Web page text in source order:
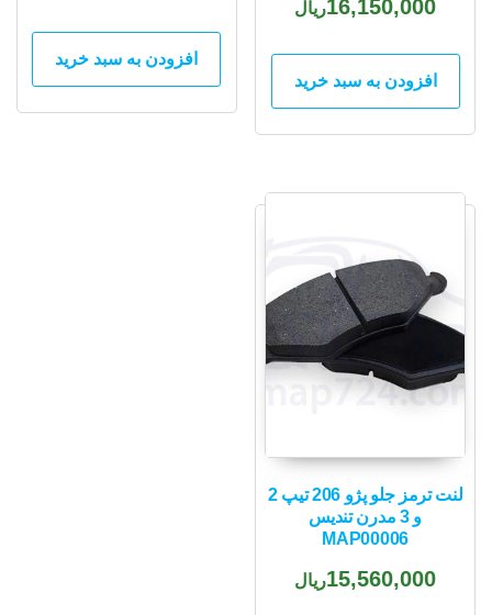
16,150,000ریال
افزودن به سبد خرید
افزودن به سبد خرید
لنت ترمز جلو پژو 206 تیپ 2
و 3 مدرن تندیس
MAP00006
15,560,000ریال